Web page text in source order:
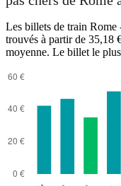
Les billets de train Rome
trouvés à partir de 35,18
moyenne. Le billet le